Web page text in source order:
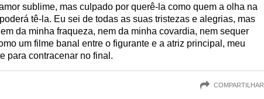
sublime, mas culpado por querê-la como quem a olha na
tê-la. Eu sei de todas as suas tristezas e alegrias, mas
da minha fraqueza, nem da minha covardia, nem sequer
um filme banal entre o figurante e a atriz principal, meu
para contracenar no final.
COMPARTILHAR